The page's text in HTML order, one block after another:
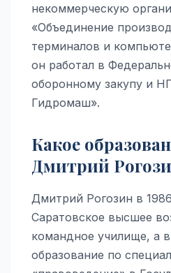
некоммерческую
«Объединение
терминалов и
он работал в
оборонному закупу и
Гидромаш».
Какое
Дмитрий
Дмитрий Рогозин в
Саратовское высшее
командное училище, а
образование по